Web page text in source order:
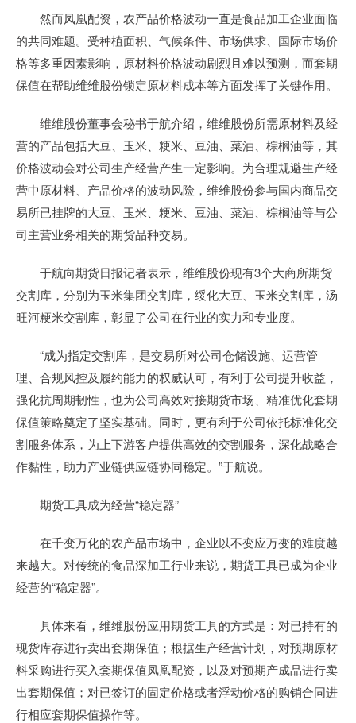
然而凤凰配资，农产品价格波动一直是食品加工企业面临
的共同难题。受种植面积、气候条件、市场供求、国际市场价
格等多重因素影响，原材料价格波动剧烈且难以预测，而套期
保值在帮助维维股份锁定原材料成本等方面发挥了关键作用。
维维股份董事会秘书于航介绍，维维股份所需原材料及经
营的产品包括大豆、玉米、粳米、豆油、菜油、棕榈油等，其
价格波动会对公司生产经营产生一定影响。为合理规避生产经
营中原材料、产品价格的波动风险，维维股份参与国内商品交
易所已挂牌的大豆、玉米、粳米、豆油、菜油、棕榈油等与公
司主营业务相关的期货品种交易。
于航向期货日报记者表示，维维股份现有3个大商所期货
交割库，分别为玉米集团交割库，绥化大豆、玉米交割库，汤
旺河粳米交割库，彰显了公司在行业的实力和专业度。
“成为指定交割库，是交易所对公司仓储设施、运营管
理、合规风控及履约能力的权威认可，有利于公司提升收益，
强化抗周期韧性，也为公司高效对接期货市场、精准优化套期
保值策略奠定了坚实基础。同时，更有利于公司依托标准化交
割服务体系，为上下游客户提供高效的交割服务，深化战略合
作黏性，助力产业链供应链协同稳定。”于航说。
期货工具成为经营“稳定器”
在千变万化的农产品市场中，企业以不变应万变的难度越
来越大。对传统的食品深加工行业来说，期货工具已成为企业
经营的“稳定器”。
具体来看，维维股份应用期货工具的方式是：对已持有的
现货库存进行卖出套期保值；根据生产经营计划，对预期原材
料采购进行买入套期保值凤凰配资，以及对预期产成品进行卖
出套期保值；对已签订的固定价格或者浮动价格的购销合同进
行相应套期保值操作等。